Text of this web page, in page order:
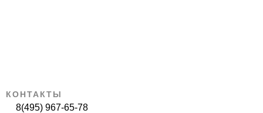
КОНТАКТЫ
8(495) 967-65-78